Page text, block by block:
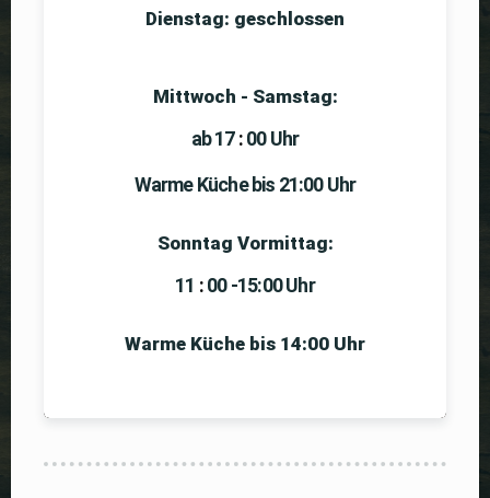
Dienstag: geschlossen
Mittwoch - Samstag:
ab 17:00 Uhr
Warme Küche bis 21:00 Uhr
Sonntag Vormittag:
11 :00 -15:00 Uhr
Warme Küche bis 14:00 Uhr